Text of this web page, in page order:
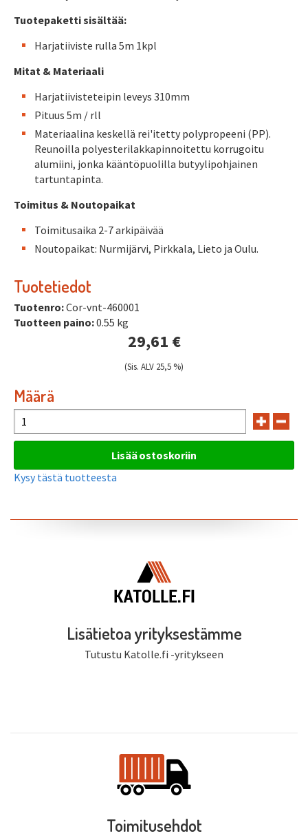
Tuotepaketti sisältää:
Harjatiiviste rulla 5m 1kpl
Mitat & Materiaali
Harjatiivisteteipin leveys 310mm
Pituus 5m / rll
Materiaalina keskellä rei'itetty polypropeeni (PP).
Reunoilla polyesterilakkapinnoitettu korrugoitu
alumiini, jonka kääntöpuolilla butyylipohjainen
tartuntapinta.
Toimitus & Noutopaikat
Toimitusaika 2-7 arkipäivää
Noutopaikat: Nurmijärvi, Pirkkala, Lieto ja Oulu.
Tuotetiedot
Tuotenro:Cor-vnt-460001
Tuotteen paino:0.55 kg
29,61 €
(Sis. ALV 25,5 %)
Määrä
Kysy tästä tuotteesta
Lisätietoa yrityksestämme
Tutustu Katolle.fi -yritykseen
Toimitusehdot